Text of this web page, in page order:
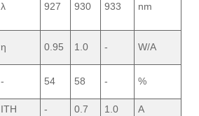
λ 927 930 933 nm
η 0.95 1.0 - W/A
- 54 58 - %
ITH - 0.7 1.0
A